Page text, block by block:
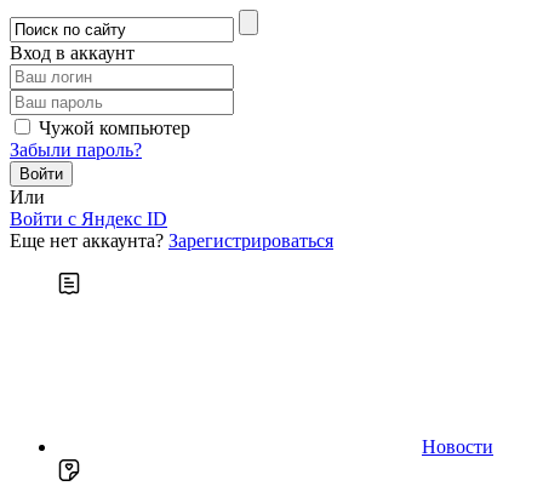
Вход в аккаунт
Чужой компьютер
Забыли пароль?
Или
Войти c Яндекс ID
Еще нет аккаунта? Зарегистрироваться
Новости